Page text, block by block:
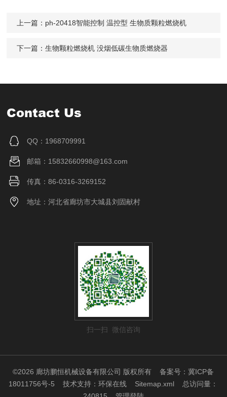
上一篇： ph-20418智能控制 温控型 生物质颗粒燃烧机
下一篇：生物颗粒燃烧机 没烟低碳生物质燃烧器
Contact Us
QQ：1968709991
邮箱：15832660998@163.com
传真：86-0316-3269152
地址：河北省廊坊市大城县刘固献村
扫一扫 微信咨询
©2026 廊坊鹏恒机械设备有限公司 版权所有备案号：冀ICP备
18011756号-5 技术支持：环保在线 Sitemap.xml 总访问量：